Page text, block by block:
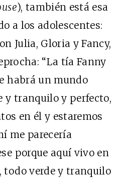
), también está esa
a los adolescentes:
Julia, Gloria y Fancy,
“La tía Fanny
habrá un mundo
y tranquilo y perfecto,
en él y estaremos
me parecería
porque aquí vivo en
todo verde y tranquilo